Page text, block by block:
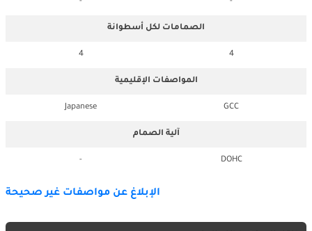
الصمامات لكل أسطوانة
4
4
المواصفات الإقليمية
GCC
Japanese
آلية الصمام
DOHC
-
الإبلاغ عن مواصفات غير صحيحة